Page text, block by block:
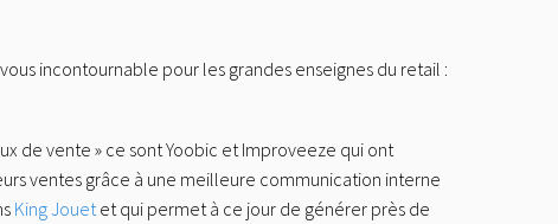
incontournable pour les grandes enseignes du retail :
de vente » ce sont Yoobic et Improveeze qui ont
ventes grâce à une meilleure communication interne
King Jouet et qui permet à ce jour de générer près de